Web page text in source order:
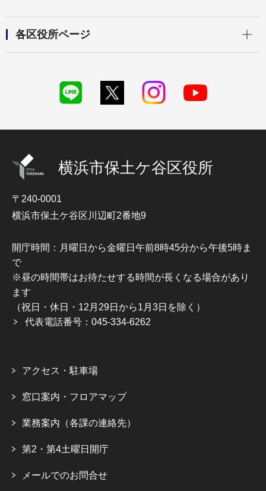
各区役所ページ
横浜市保土ケ谷区役所
〒240-0001
横浜市保土ケ谷区川辺町2番地9
開庁時間：月曜日から金曜日午前8時45分から午後5時ま
で
※昼の時間帯はお待たせする時間が長くなる場合があり
ます
（祝日・休日・12月29日から1月3日を除く）
代表電話番号：045-334-6262
アクセス・駐車場
窓口案内・フロアマップ
業務案内（各課の連絡先）
第2・第4土曜日開庁
メールでのお問合せ